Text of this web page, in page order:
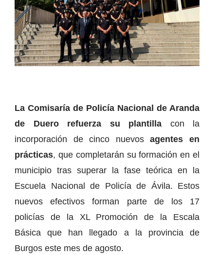
La Comisaría de Policía Nacional de Aranda
de Duero refuerza su plantilla con la
incorporación de cinco nuevosagentes en
prácticas, que completarán su formación en el
municipio tras superar la fase teórica en la
Escuela Nacional de Policía de Ávila. Estos
nuevos efectivos forman parte de los 17
policías de la XL Promoción de la Escala
Básica que han llegado a la provincia de
Burgos este mes de agosto.